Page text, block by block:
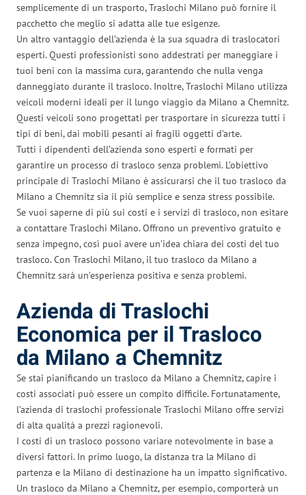
semplicemente di un trasporto, Traslochi Milano può fornire il
pacchetto che meglio si adatta alle tue esigenze.
Un altro vantaggio dell’azienda è la sua squadra di traslocatori
esperti. Questi professionisti sono addestrati per maneggiare i
tuoi beni con la massima cura, garantendo che nulla venga
danneggiato durante il trasloco. Inoltre, Traslochi Milano utilizza
veicoli moderni ideali per il lungo viaggio da Milano a Chemnitz.
Questi veicoli sono progettati per trasportare in sicurezza tutti i
tipi di beni, dai mobili pesanti ai fragili oggetti d’arte.
Tutti i dipendenti dell’azienda sono esperti e formati per
garantire un processo di trasloco senza problemi. L’obiettivo
principale di Traslochi Milano è assicurarsi che il tuo trasloco da
Milano a Chemnitz sia il più semplice e senza stress possibile.
Se vuoi saperne di più sui costi e i servizi di trasloco, non esitare
a contattare Traslochi Milano. Offrono un preventivo gratuito e
senza impegno, così puoi avere un’idea chiara dei costi del tuo
trasloco. Con Traslochi Milano, il tuo trasloco da Milano a
Chemnitz sarà un’esperienza positiva e senza problemi.
Azienda di Traslochi
Economica per il Trasloco
da Milano a Chemnitz
Se stai pianificando un trasloco da Milano a Chemnitz, capire i
costi associati può essere un compito difficile. Fortunatamente,
l’azienda di traslochi professionale Traslochi Milano offre servizi
di alta qualità a prezzi ragionevoli.
I costi di un trasloco possono variare notevolmente in base a
diversi fattori. In primo luogo, la distanza tra la Milano di
partenza e la Milano di destinazione ha un impatto significativo.
Un trasloco da Milano a Chemnitz, per esempio, comporterà un